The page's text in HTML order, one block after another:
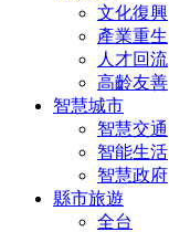
文化復興
產業重生
人才回流
高齡友善
智慧城市
智慧交通
智能生活
智慧政府
縣市旅遊
全台